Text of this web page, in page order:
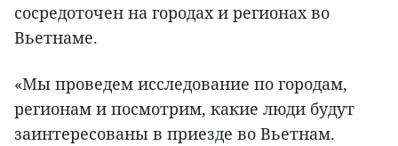
сосредоточен на городах и регионах во
Вьетнаме.
«Мы проведем исследование по городам,
регионам и посмотрим, какие люди будут
заинтересованы в приезде во Вьетнам.